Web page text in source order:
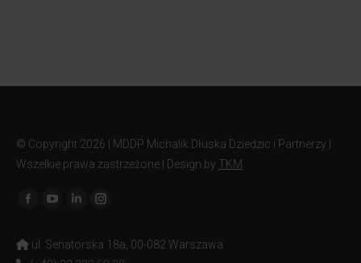
© Copyright 2026 | MDDP Michalik Dłuska Dziedzic i Partnerzy |
Wszelkie prawa zastrzeżone | Design by TKM
Znajdź nas na:
ul. Senatorska 18a, 00-082 Warszawa